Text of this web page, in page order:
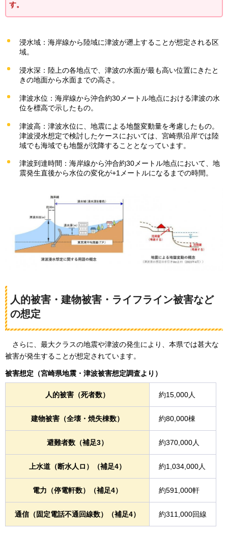
す。
浸水域：海岸線から陸域に津波が遡上することが想定される区
域。
浸水深：陸上の各地点で、津波の水面が最も高い位置にきたと
きの地面から水面までの高さ。
津波水位：海岸線から沖合約30メートル地点における津波の水
位を標高で示したもの。
津波高：津波水位に、地震による地盤変動量を考慮したもの。
津波浸水想定で検討したケースにおいては、宮崎県沿岸では陸
域でも海域でも地盤が沈降することとなっています。
津波到達時間：海岸線から沖合約30メートル地点において、地
震発生直後から水位の変化が+1メートルになるまでの時間。
人的被害・建物被害・ライフライン被害など
の想定
さらに、最大クラスの地震や津波の発生により、本県では甚大な
被害が発生することが想定されています。
被害想定（宮崎県地震・津波被害想定調査より）
人的被害（死者数） 約15,000人
建物被害（全壊・焼失棟数） 約80,000棟
避難者数（補足3） 約370,000人
上水道（断水人ロ）（補足4） 約1,034,000人
電力（停電軒数）（補足4） 約591,000軒
通信（固定電話不通回線数）（補足4） 約311,000回線